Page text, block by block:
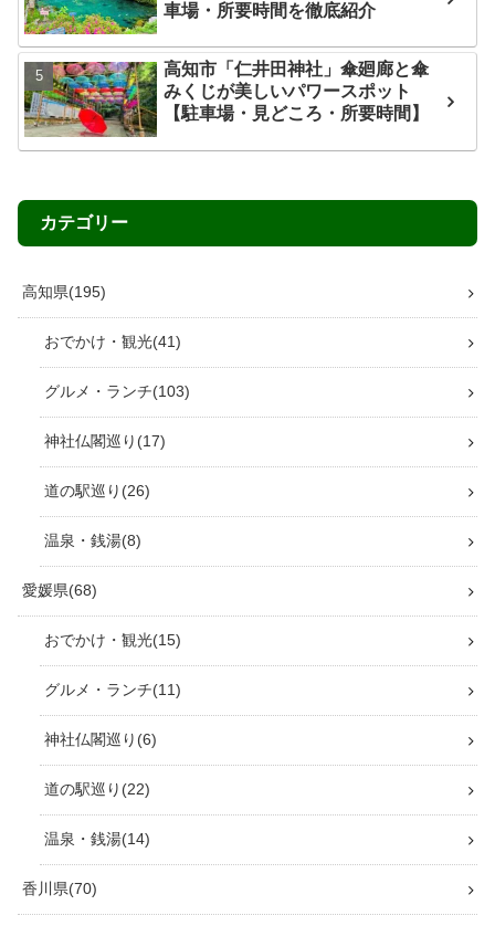
車場・所要時間を徹底紹介
高知市「仁井田神社」傘廻廊と傘
みくじが美しいパワースポット
【駐車場・見どころ・所要時間】
カテゴリー
高知県 195
おでかけ・観光 41
グルメ・ランチ 103
神社仏閣巡り 17
道の駅巡り 26
温泉・銭湯 8
愛媛県 68
おでかけ・観光 15
グルメ・ランチ 11
神社仏閣巡り 6
道の駅巡り 22
温泉・銭湯 14
香川県 70